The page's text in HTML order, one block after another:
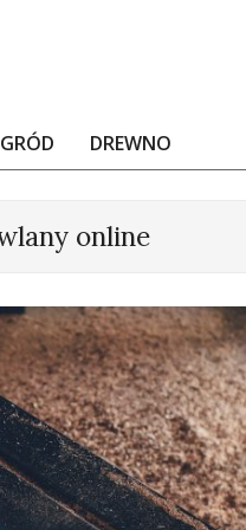
DREWNO
online